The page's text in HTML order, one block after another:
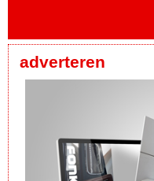
adverteren